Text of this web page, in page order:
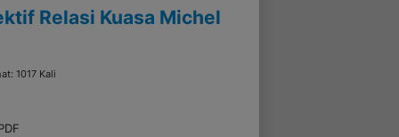
Relasi Kuasa Michel
1017 Kali